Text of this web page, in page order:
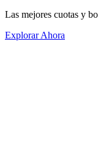
Las mejores cuotas y
Explorar Ahora